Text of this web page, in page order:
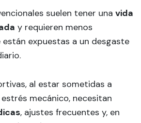
suelen tener una vida
y requieren menos
están expuestas a un desgaste
al estar sometidas a
mecánico, necesitan
, ajustes frecuentes y, en